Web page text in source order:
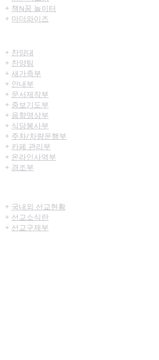
+ 책N꿈 놀이터
+ 마더와이즈
+ 찬양대
+ 찬양팀
+ 새가족부
+ 안내부
+ 문서제작부
+ 중보기도부
+ 음향영상부
+ 식당봉사부
+ 주차/차량운행부
+ 카페 관리부
+ 온라인사역부
+ 경조부
+ 국내외 선교현황
+ 선교소식란
+ 선교구제부